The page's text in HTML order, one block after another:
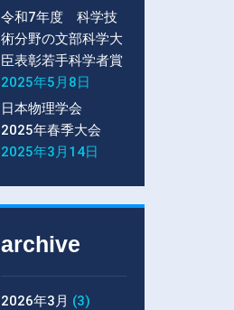
令和7年度 科学技
術分野の文部科学大
臣表彰若手科学者賞
2025年5月8日
日本物理学会
2025年春季大会
2025年3月14日
archive
2026年3月 (3)